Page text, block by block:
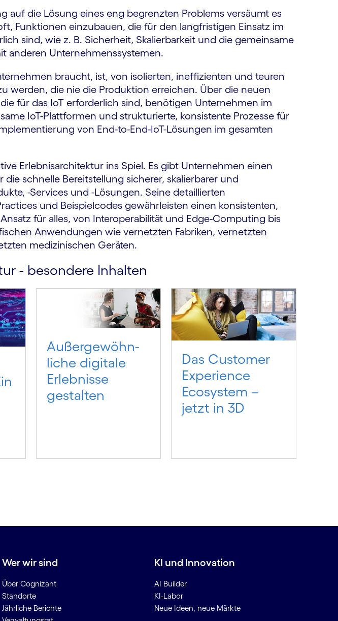
auf die Lösung eines eng begrenzten Problems versäumt es
Funktionen einzubauen, die für den langfristigen Einsatz im
sind, wie z. B. Sicherheit, Skalierbarkeit und die gemeinsame
anderen Unternehmenssystemen.
braucht, ist, von isolierten, ineffizienten und teuren
werden, die nie die Produktion erreichen. Über die neuen
für das IoT erforderlich sind, benötigen Unternehmen im
IoT-Plattformen und strukturierte, konsistente Prozesse für
von End-to-End-IoT-Lösungen im gesamten
Erlebnisarchitektur ins Spiel. Es gibt Unternehmen einen
schnelle Bereitstellung sicherer, skalierbarer und
-Services und -Lösungen. Seine detaillierten
und Beispielcodes gewährleisten einen konsistenten,
für alles, von Interoperabilität und Edge-Computing bis
Anwendungen wie vernetzten Fabriken, vernetzten
medizinischen Geräten.
- besondere Inhalten
Außer­gewöhn­
liche digitale
Erlebnisse
gestalten
Das Customer
Experience
Ecosystem –
jetzt in 3D
Wer wir sind
Über Cognizant
Standorte
Jährliche Berichte
KI und Innovation
AI Builder
KI-Labor
Neue Ideen, neue Märkte